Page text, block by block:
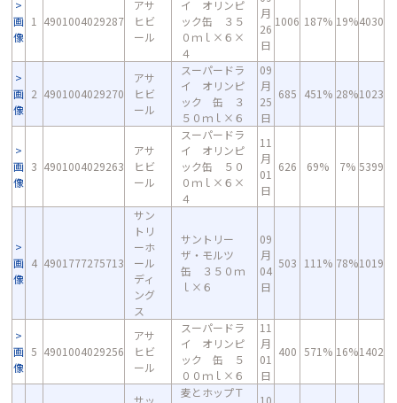
画
像
1 4901004029287
アサ
ヒビ
ール
イ オリンピ
ック缶 ３５
０ｍｌ×６×
４
月
26
日
1006 187% 19%4030
画
像
2 4901004029270
アサ
ヒビ
ール
スーパードラ
イ オリンピ
ック 缶 ３
５０ｍｌ×６
09
月
25
日
685 451% 28%1023
画
像
3 4901004029263
アサ
ヒビ
ール
スーパードラ
イ オリンピ
ック缶 ５０
０ｍｌ×６×
４
11
月
01
日
626 69% 7% 5399
画
像
4 4901777275713
サン
トリ
ーホ
ール
ディ
ング
ス
サントリー
ザ・モルツ
缶 ３５０ｍ
ｌ×６
09
月
04
日
503 111% 78%1019
画
像
5 4901004029256
アサ
ヒビ
ール
スーパードラ
イ オリンピ
ック 缶 ５
００ｍｌ×６
11
月
01
日
400 571% 16%1402
サッ
麦とホップＴ
10